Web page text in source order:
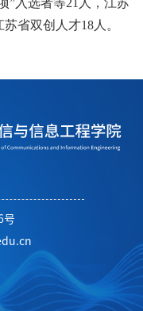
”入选者等21人，江苏
省双创人才18人。
号